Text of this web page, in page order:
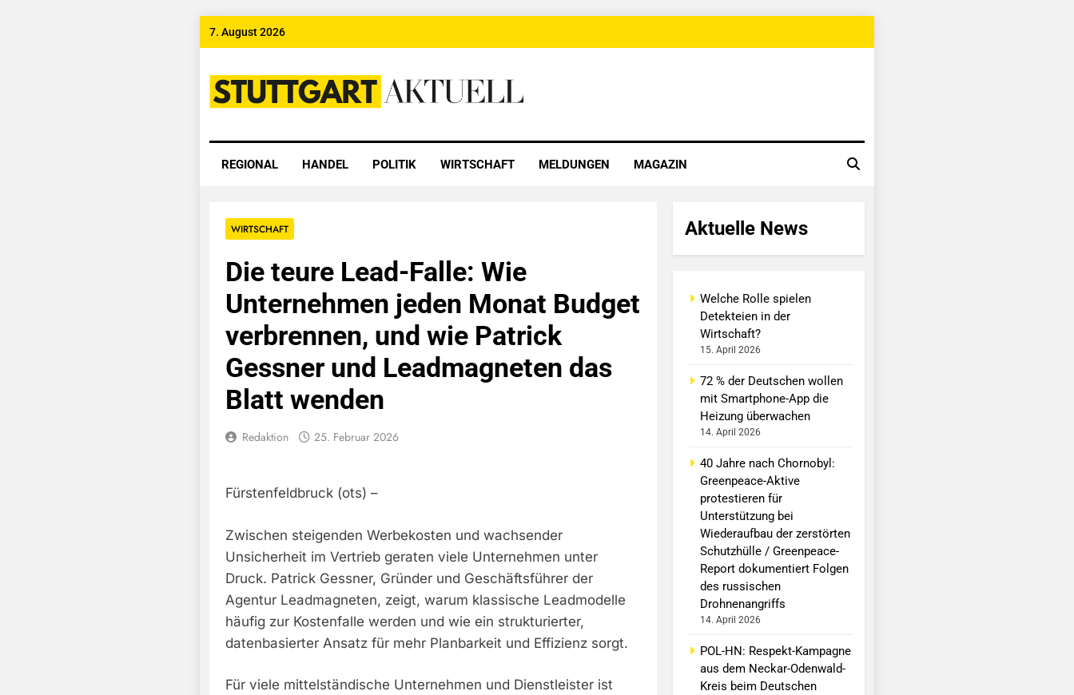
Skip
7. August 2026
Stuttgart Aktuell
REGIONAL HANDEL POLITIK WIRTSCHAFT MELDUNGEN MAGAZIN
WIRTSCHAFT
Die teure Lead-Falle: Wie
Unternehmen jeden Monat Budget
verbrennen, und wie Patrick
Gessner und Leadmagneten das
Blatt wenden
Redaktion 25. Februar 2026
Fürstenfeldbruck (ots) –
Zwischen steigenden Werbekosten und wachsender
Unsicherheit im Vertrieb geraten viele Unternehmen unter
Druck. Patrick Gessner, Gründer und Geschäftsführer der
Agentur Leadmagneten, zeigt, warum klassische Leadmodelle
häufig zur Kostenfalle werden und wie ein strukturierter,
datenbasierter Ansatz für mehr Planbarkeit und Effizienz sorgt.
Für viele mittelständische Unternehmen und Dienstleister ist
Aktuelle News
Welche Rolle spielen
Detekteien in der
Wirtschaft?
15. April 2026
72 % der Deutschen wollen
mit Smartphone-App die
Heizung überwachen
14. April 2026
40 Jahre nach Chornobyl:
Greenpeace-Aktive
protestieren für
Unterstützung bei
Wiederaufbau der zerstörten
Schutzhülle / Greenpeace-
Report dokumentiert Folgen
des russischen
Drohnenangriffs
14. April 2026
POL-HN: Respekt-Kampagne
aus dem Neckar-Odenwald-
Kreis beim Deutschen